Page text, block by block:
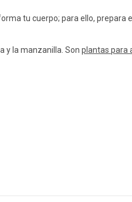
tu cuerpo; para ello, prepara
y la manzanilla. Son plantas para